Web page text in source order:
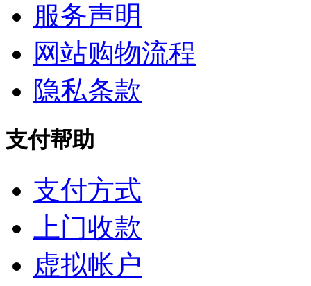
服务声明
网站购物流程
隐私条款
支付帮助
支付方式
上门收款
虚拟帐户